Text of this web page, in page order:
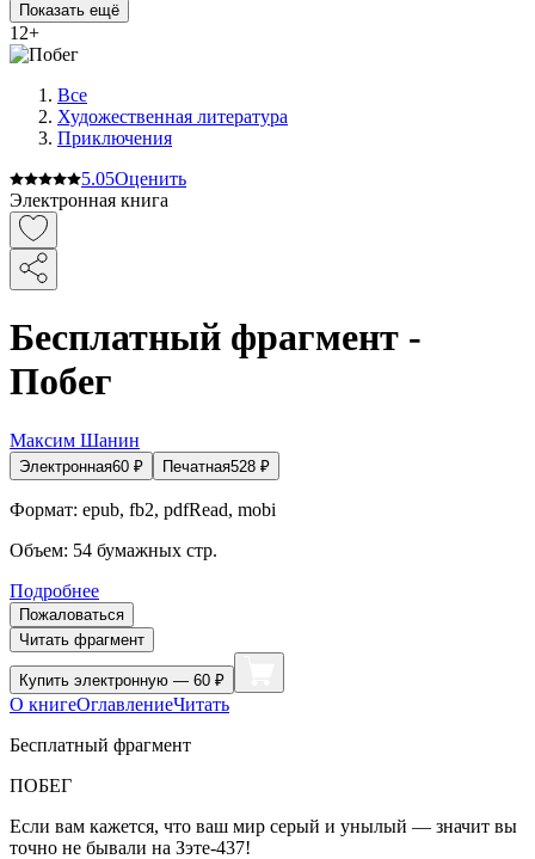
Показать ещё
12+
Все
Художественная литература
Приключения
5.05Оценить
Электронная книга
Бесплатный фрагмент -
Побег
Максим Шанин
Электронная60 ₽ Печатная528 ₽
Формат: epub, fb2, pdfRead, mobi
Объем: 54 бумажных стр.
Подробнее
Пожаловаться
Читать фрагмент
Купить электронную — 60 ₽
О книгеОглавлениеЧитать
Бесплатный фрагмент
ПОБЕГ
Если вам кажется, что ваш мир серый и унылый — значит вы
точно не бывали на Зэте-437!